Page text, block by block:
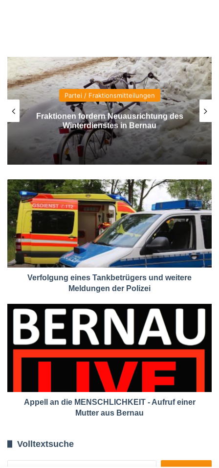
Partei / Fraktionsmitteilungen
Fraktionen fordern Neuausrichtung des
Winterdienstes in Bernau
Verfolgung eines Tankbetrügers und weitere
Meldungen der Polizei
Appell an die MENSCHLICHKEIT - Aufruf einer
Mutter aus Bernau
Volltextsuche
Suchen